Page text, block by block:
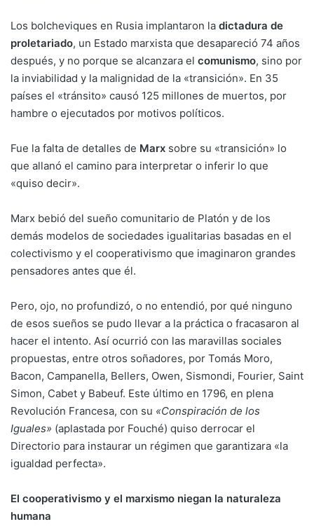
Los bolcheviques en Rusia implantaron la dictadura de
proletariado, un Estado marxista que desapareció 74 años
después, y no porque se alcanzara el comunismo, sino por
la inviabilidad y la malignidad de la «transición». En 35
países el «tránsito» causó 125 millones de muertos, por
hambre o ejecutados por motivos políticos.
Fue la falta de detalles de Marx sobre su «transición» lo
que allanó el camino para interpretar o inferir lo que
«quiso decir».
Marx bebió del sueño comunitario de Platón y de los
demás modelos de sociedades igualitarias basadas en el
colectivismo y el cooperativismo que imaginaron grandes
pensadores antes que él.
Pero, ojo, no profundizó, o no entendió, por qué ninguno
de esos sueños se pudo llevar a la práctica o fracasaron al
hacer el intento. Así ocurrió con las maravillas sociales
propuestas, entre otros soñadores, por Tomás Moro,
Bacon, Campanella, Bellers, Owen, Sismondi, Fourier, Saint
Simon, Cabet y Babeuf. Este último en 1796, en plena
Revolución Francesa, con su «Conspiración de los
Iguales» (aplastada por Fouché) quiso derrocar el
Directorio para instaurar un régimen que garantizara «la
igualdad perfecta».
El cooperativismo y el marxismo niegan la naturaleza
humana